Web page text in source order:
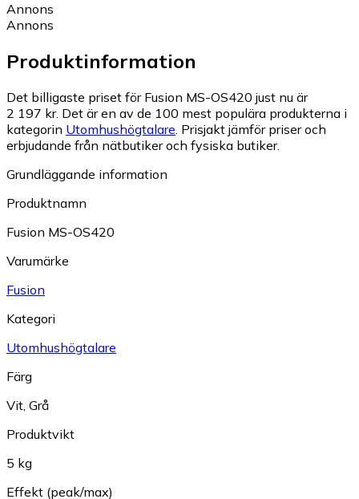
Annons
Annons
Produktinformation
Det billigaste priset för Fusion MS-OS420 just nu är
2 197 kr. Det är en av de 100 mest populära produkterna i
kategorin Utomhushögtalare Prisjakt jämför priser och
erbjudande från nätbutiker och fysiska butiker.
Grundläggande information
Produktnamn
Fusion MS-OS420
Varumärke
Fusion
Kategori
Utomhushögtalare
Färg
Vit Grå
Produktvikt
5 kg
Effekt (peak/max)